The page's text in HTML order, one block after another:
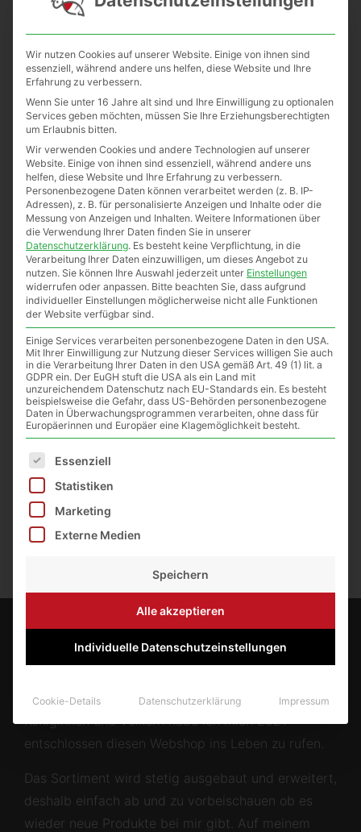
34 vorrätig
In den Warenkorb
Beschreibung Zusätzliche Informationen
Beschreibung
Lindesa Hautschutz Creme Klassik mit
Bienenwachs 50 ml
Schwach fettende, schnell einziehende
Schutz- und Pflegecreme für beanspruchte
Hautpartien.
Stärkt die Abwehrfunktion und wirkt
normalisierend auf gereitze Haut.
Silikonfrei
Über Michi´s Imkerladen
Aufgrund der stetigen Nachfrage nach Produkten,
Königinnen und Völkern habe ich mich 2021
entschlossen diesen Webshop ins Leben zu rufen.
Das Sortiment wird stetig ausgebaut und erweitert,
deshalb einfach ab und zu vorbeischauen ob es
wieder neue Produkte bei mir gibt. Auf meinem
Wir nutzen Cookies auf unserer Website. Einige von ihnen sind
essenziell, während andere uns helfen, diese Website und Ihre
Erfahrung zu verbessern.
Wenn Sie unter 16 Jahre alt sind und Ihre Einwilligung zu optionalen
Services geben möchten, müssen Sie Ihre Erziehungsberechtigten
um Erlaubnis bitten.
Wir verwenden Cookies und andere Technologien auf unserer
Website. Einige von ihnen sind essenziell, während andere uns
helfen, diese Website und Ihre Erfahrung zu verbessern.
Personenbezogene Daten können verarbeitet werden (z. B. IP-
Adressen), z. B. für personalisierte Anzeigen und Inhalte oder die
Messung von Anzeigen und Inhalten. Weitere Informationen über
die Verwendung Ihrer Daten finden Sie in unserer
Datenschutzerklärung. Es besteht keine Verpflichtung, in die
Verarbeitung Ihrer Daten einzuwilligen, um dieses Angebot zu
nutzen. Sie können Ihre Auswahl jederzeit unter Einstellungen
widerrufen oder anpassen. Bitte beachten Sie, dass aufgrund
individueller Einstellungen möglicherweise nicht alle Funktionen
der Website verfügbar sind.
Einige Services verarbeiten personenbezogene Daten in den USA.
Mit Ihrer Einwilligung zur Nutzung dieser Services willigen Sie auch
in die Verarbeitung Ihrer Daten in den USA gemäß Art. 49 (1) lit. a
GDPR ein. Der EuGH stuft die USA als ein Land mit
unzureichendem Datenschutz nach EU-Standards ein. Es besteht
beispielsweise die Gefahr, dass US-Behörden personenbezogene
Daten in Überwachungsprogrammen verarbeiten, ohne dass für
Europäerinnen und Europäer eine Klagemöglichkeit besteht.
Es folgt eine Liste der Service-Gruppen, für die eine
Essenziell
Statistiken
Marketing
Externe Medien
Speichern
Alle akzeptieren
Individuelle Datenschutzeinstellungen
Cookie-Details Datenschutzerklärung Impressum